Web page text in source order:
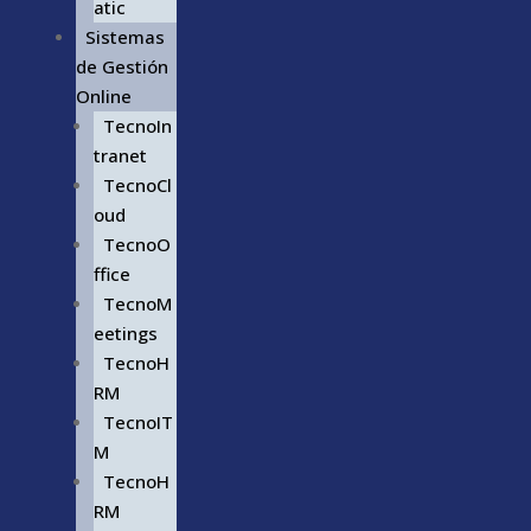
atic
Sistemas
de Gestión
Online
TecnoIn
tranet
TecnoCl
oud
TecnoO
ffice
TecnoM
eetings
TecnoH
RM
TecnoIT
M
TecnoH
RM